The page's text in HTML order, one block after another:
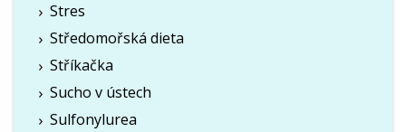
Stres
Středomořská dieta
Stříkačka
Sucho v ústech
Sulfonylurea